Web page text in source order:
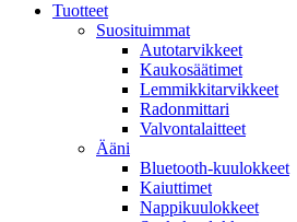
Tuotteet
Suosituimmat
Autotarvikkeet
Kaukosäätimet
Lemmikkitarvikkeet
Radonmittari
Valvontalaitteet
Ääni
Bluetooth-kuulokkeet
Kaiuttimet
Nappikuulokkeet